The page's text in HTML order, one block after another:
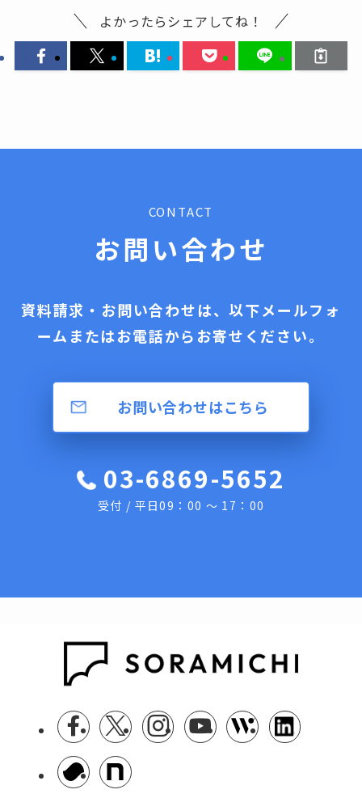
よかったらシェアしてね！
CONTACT
お問い合わせ
資料請求・お問い合わせは、以下メールフォ
ームまたはお電話からお寄せください。
お問い合わせはこちら
03-6869-5652
受付 / 平日09：00 ～ 17：00